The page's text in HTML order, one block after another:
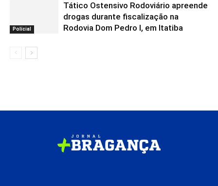
Polícial
Tático Ostensivo Rodoviário apreende
drogas durante fiscalização na
Rodovia Dom Pedro I, em Itatiba